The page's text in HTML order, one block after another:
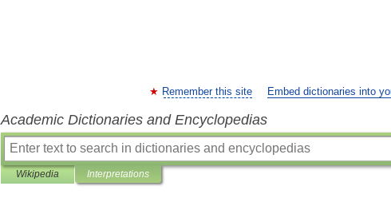
Remember this site Embed dictionaries into
Academic Dictionaries and Encyclopedias
Wikipedia Interpretations